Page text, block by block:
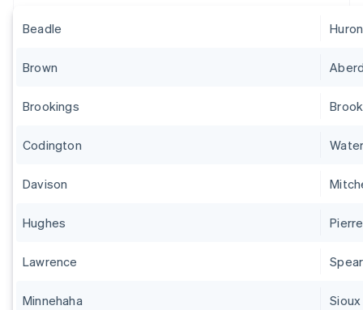
Beadle Huron
Brown
Brookings
Codington
Davison
Hughes Pierre
Lawrence
Minnehaha Sioux